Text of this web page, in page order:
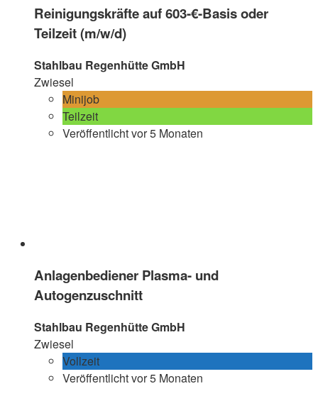
Reinigungskräfte auf 603-€-Basis oder
Teilzeit (m/w/d)
Stahlbau Regenhütte GmbH
Zwiesel
Minijob
Teilzeit
Veröffentlicht vor 5 Monaten
Anlagenbediener Plasma- und
Autogenzuschnitt
Stahlbau Regenhütte GmbH
Zwiesel
Vollzeit
Veröffentlicht vor 5 Monaten